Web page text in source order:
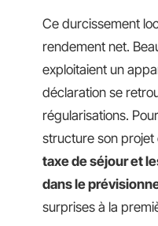
Ce durcissement
rendement net.
exploitaient un
déclaration se
régularisations.
structure son projet
taxe de séjour et
dans le
surprises à la